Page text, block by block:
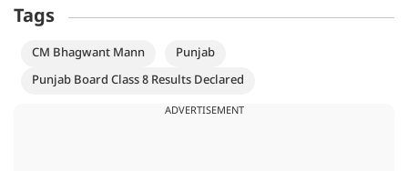
Tags
CM Bhagwant Mann
Punjab
Punjab Board Class 8 Results Declared
ADVERTISEMENT